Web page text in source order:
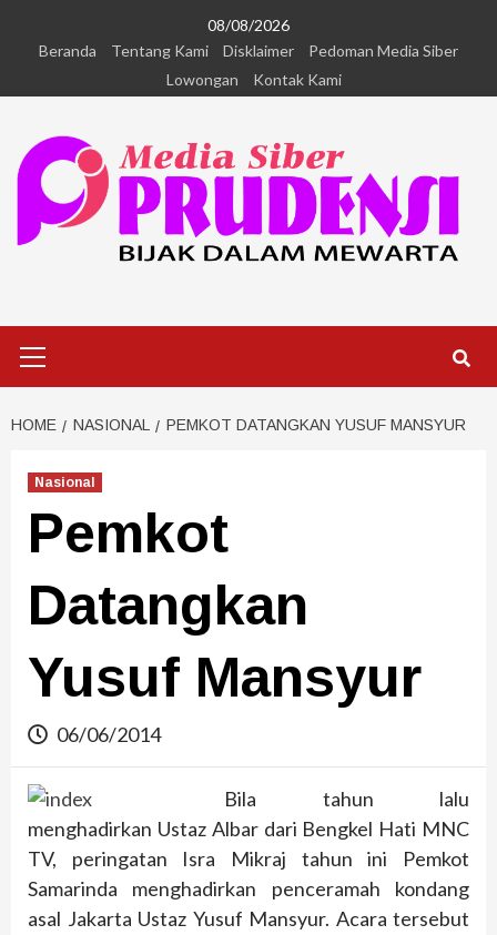
08/08/2026
Beranda
Tentang Kami Disklaimer
Pedoman Media Siber
Lowongan
Kontak Kami
HOME NASIONAL PEMKOT DATANGKAN YUSUF MANSYUR
Nasional
Pemkot
Datangkan
Yusuf Mansyur
06/06/2014
Bila tahun lalu
menghadirkan Ustaz Albar dari Bengkel Hati MNC
TV, peringatan Isra Mikraj tahun ini Pemkot
Samarinda menghadirkan penceramah kondang
asal Jakarta Ustaz Yusuf Mansyur. Acara tersebut